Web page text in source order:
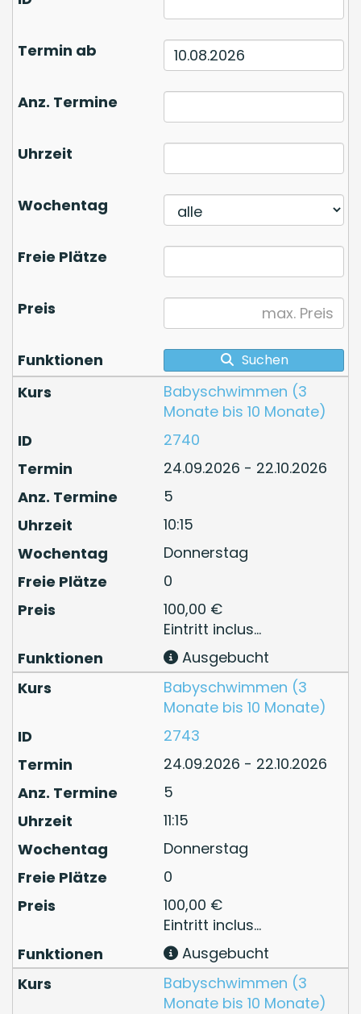
Suchen
Babyschwimmen (3
Monate bis 10 Monate)
2740
24.09.2026 - 22.10.2026
5
10:15
Donnerstag
0
100,00 €
Eintritt inclus...
Ausgebucht
Babyschwimmen (3
Monate bis 10 Monate)
2743
24.09.2026 - 22.10.2026
5
11:15
Donnerstag
0
100,00 €
Eintritt inclus...
Ausgebucht
Babyschwimmen (3
Monate bis 10 Monate)